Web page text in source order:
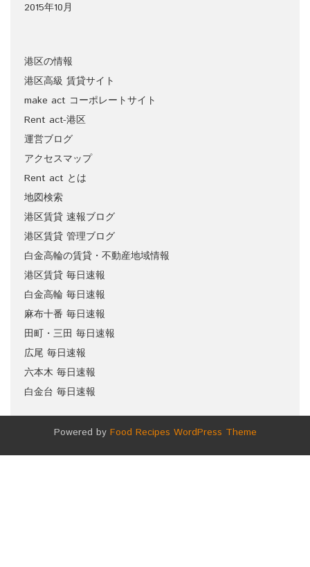
2015年10月
港区の情報
港区高級 賃貸サイト
make act コーポレートサイト
Rent act-港区
運営ブログ
アクセスマップ
Rent act とは
地図検索
港区賃貸 速報ブログ
港区賃貸 管理ブログ
白金高輪の賃貸・不動産地域情報
港区賃貸 毎日速報
白金高輪 毎日速報
麻布十番 毎日速報
田町・三田 毎日速報
広尾 毎日速報
六本木 毎日速報
白金台 毎日速報
Powered by Food Recipes WordPress Theme